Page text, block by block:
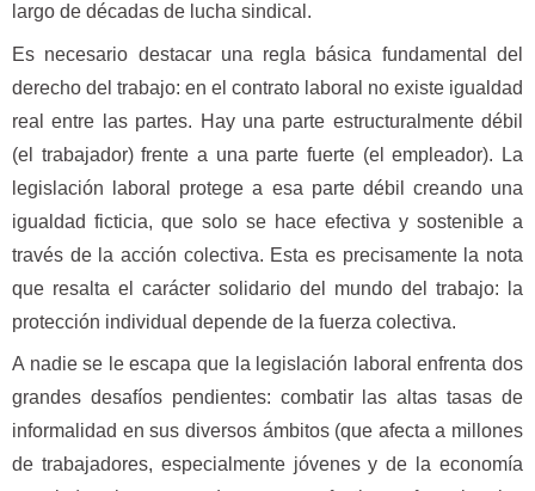
largo de décadas de lucha sindical.
Es necesario destacar una regla básica fundamental del
derecho del trabajo: en el contrato laboral no existe igualdad
real entre las partes. Hay una parte estructuralmente débil
(el trabajador) frente a una parte fuerte (el empleador). La
legislación laboral protege a esa parte débil creando una
igualdad ficticia, que solo se hace efectiva y sostenible a
través de la acción colectiva. Esta es precisamente la nota
que resalta el carácter solidario del mundo del trabajo: la
protección individual depende de la fuerza colectiva.
A nadie se le escapa que la legislación laboral enfrenta dos
grandes desafíos pendientes: combatir las altas tasas de
informalidad en sus diversos ámbitos (que afecta a millones
de trabajadores, especialmente jóvenes y de la economía